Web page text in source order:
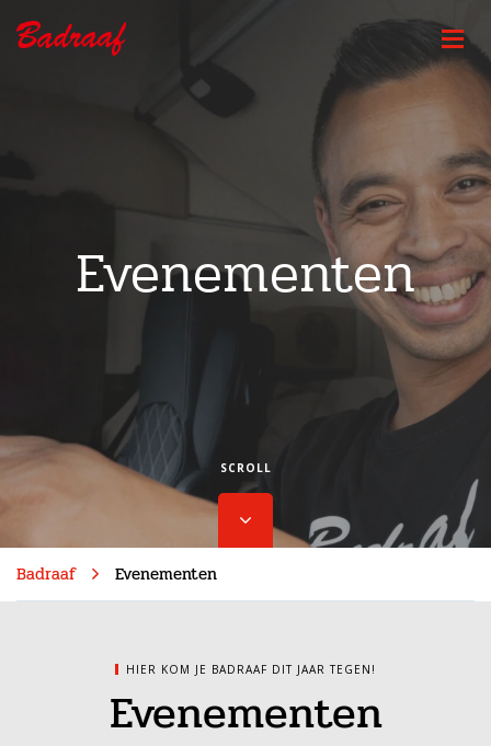
Evenementen
SCROLL
Badraaf Evenementen
HIER KOM JE BADRAAF DIT JAAR TEGEN!
Evenementen